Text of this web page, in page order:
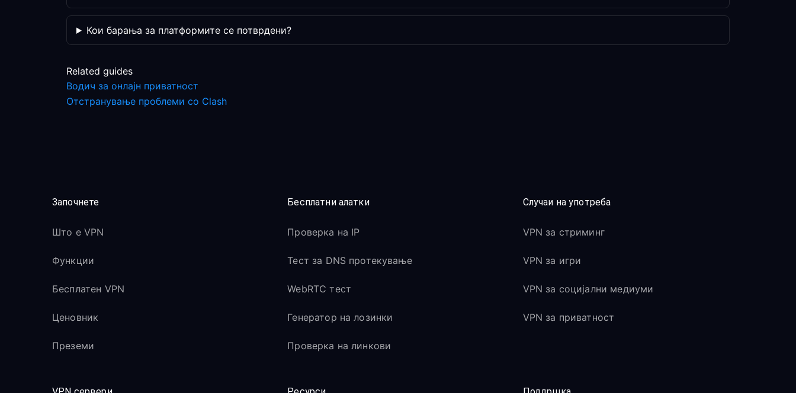
Кои барања за платформите се потврдени?
Related guides
Водич за онлајн приватност
Отстранување проблеми со Clash
Започнете
Што е VPN
Функции
Бесплатен VPN
Ценовник
Преземи
Бесплатни алатки
Проверка на IP
Тест за DNS протекување
WebRTC тест
Генератор на лозинки
Проверка на линкови
Случаи на употреба
VPN за стриминг
VPN за игри
VPN за социјални медиуми
VPN за приватност